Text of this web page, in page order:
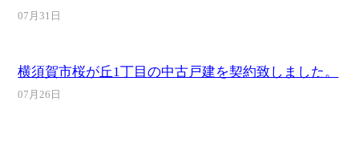
07月31日
横須賀市桜が丘1丁目の中古戸建を契約致しました。
07月26日